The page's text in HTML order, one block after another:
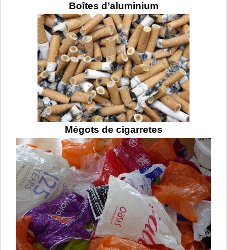
Boîtes d’aluminium
Mégots de cigarretes